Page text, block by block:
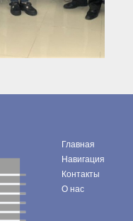
Главная
Навигация
Контакты
О нас